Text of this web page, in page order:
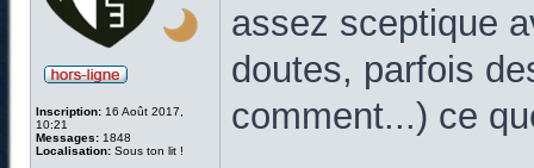
Inscription: 16 Août 2017,
10:21
Messages: 1848
Localisation: Sous ton lit !
assez sceptique
doutes, parfois
comment...) ce